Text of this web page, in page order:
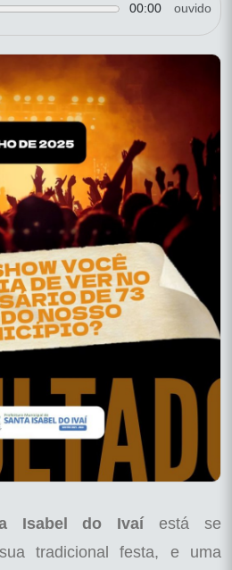
00:00 ouvido
Isabel do Ivaíestá se
tradicional festa, e uma